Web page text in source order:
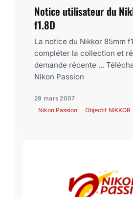
Notice utilisateur du
f1.8D
La notice du Nikkor 85mm
compléter la collection et
demande récente ...
Nikon Passion
29 mars 2007
Nikon Passion
Objectif NIKKOR